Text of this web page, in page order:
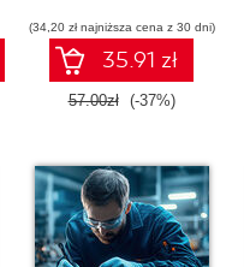
(34,20 zł najniższa cena z 30 dni)
35.91 zł
57.00zł (-37%)